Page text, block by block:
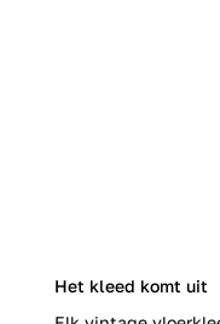
Het kleed komt uit